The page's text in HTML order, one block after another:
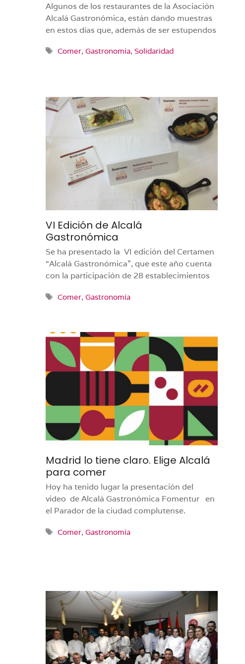
Algunos de los restaurantes de la Asociación
Alcalá Gastronómica, están dando muestras
en estos días que, además de ser estupendos
Etiquetas
Comer,Gastronomía, Solidaridad
VI Edición de Alcalá
Gastronómica
Se ha presentado la VI edición del Certamen
“Alcalá Gastronómica”, que este año cuenta
con la participación de 28 establecimientos
Etiquetas
Comer,Gastronomía
Madrid lo tiene claro. Elige Alcalá
para comer
Hoy ha tenido lugar la presentación del
video de Alcalá Gastronómica Fomentur en
el Parador de la ciudad complutense.
Etiquetas
Comer,Gastronomía